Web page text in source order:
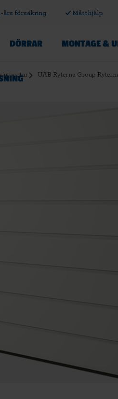
års försäkring Måtthjälp
DÖRRAR MONTAGE &
UAB Ryterna Group